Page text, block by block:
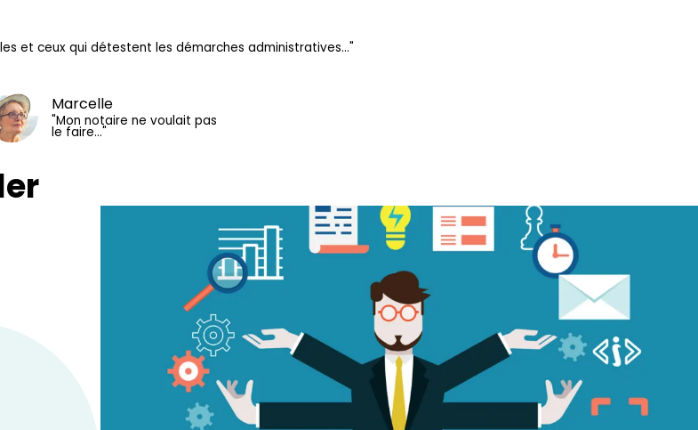
et ceux qui détestent les démarches administratives…"
Marcelle
"Mon notaire ne voulait pas
le faire…"